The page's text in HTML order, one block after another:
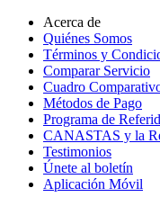
Acerca de
Quiénes Somos
Términos y
Comparar Servicio
Cuadro
Métodos de Pago
Programa de
CANASTAS y la
Testimonios
Únete al boletín
Aplicación Móvil